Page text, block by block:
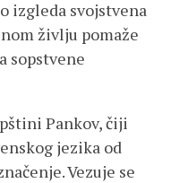
izgleda svojstvena
življu pomaže
sopstvene
Pankov, čiji
jezika od
Vezuje se